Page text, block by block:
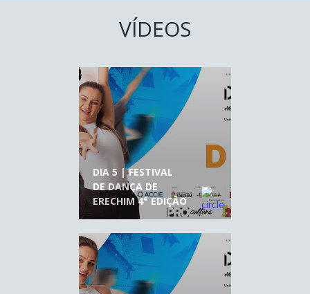
VÍDEOS
DIA 5 | FESTIVAL
DE DANÇA DE
ERECHIM 4° EDIÇÃO